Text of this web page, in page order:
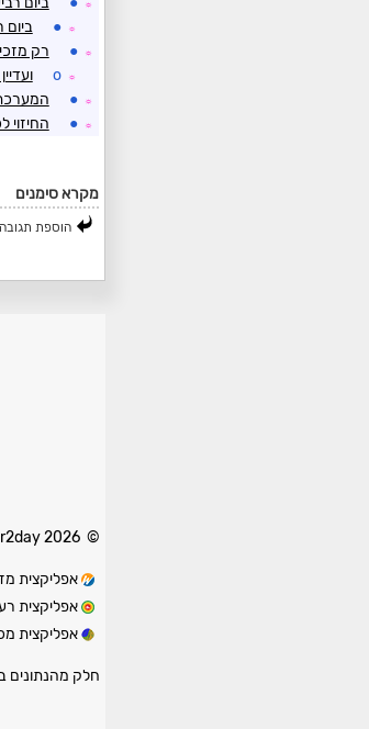
☼
☼
●
☼
● רק
☼
o
☼
●
☼
● החיזוי
מקרא סימנים
הוספת תגובה
© 2026 Weather2day כל הזכויות שמורות
אפליקצית
אפליקצית
אפליקצית
חלק מהנתונים